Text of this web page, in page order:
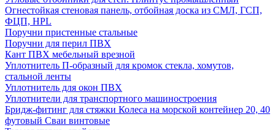
Огнестойкая стеновая панель, отбойная доска из СМЛ, ГСП,
ФЦП, HPL
Поручни пристенные стальные
Поручни для перил ПВХ
Кант ПВХ мебельный врезной
Уплотнитель П-образный для кромок стекла, хомутов,
стальной ленты
Уплотнитель для окон ПВХ
Уплотнители для транспортного машиностроения
Бридж-фитинг для стяжки Колеса на морской контейнер 20, 40
футовый Сваи винтовые